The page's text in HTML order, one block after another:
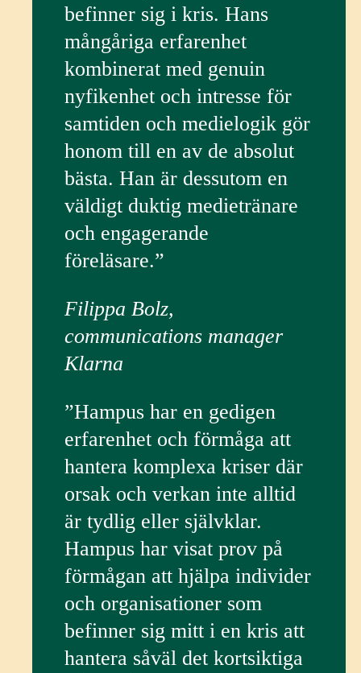
befinner sig i kris. Hans
mångåriga erfarenhet
kombinerat med genuin
nyfikenhet och intresse för
samtiden och medielogik gör
honom till en av de absolut
bästa. Han är dessutom en
väldigt duktig medietränare
och engagerande
föreläsare.”
Filippa Bolz,
communications manager
Klarna
”Hampus har en gedigen
erfarenhet och förmåga att
hantera komplexa kriser där
orsak och verkan inte alltid
är tydlig eller självklar.
Hampus har visat prov på
förmågan att hjälpa individer
och organisationer som
befinner sig mitt i en kris att
hantera såväl det kortsiktiga